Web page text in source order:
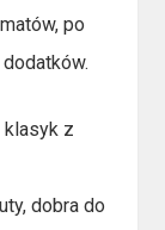
po
klasyk z
dobra do